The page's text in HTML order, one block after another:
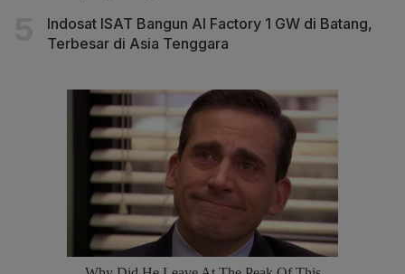
Indosat ISAT Bangun AI Factory 1 GW di Batang,
Terbesar di Asia Tenggara